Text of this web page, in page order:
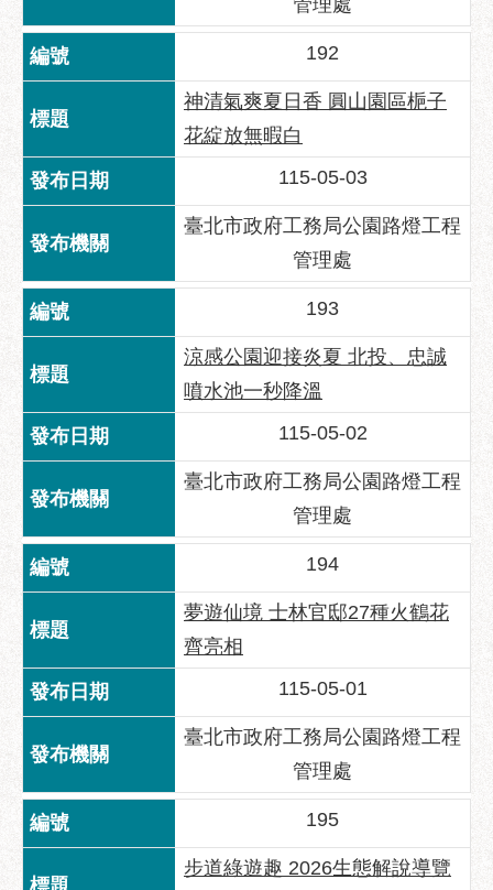
全
政
策
聯
方
式
本
暨
所
屬
各
處
聯
絡
電
話
管理處
192
​神清氣爽夏日香 圓山園區梔子
花綻放無暇白
115-05-03
臺北市政府工務局公園路燈工程
管理處
193
涼感公園迎接炎夏 北投、忠誠
噴水池一秒降溫
115-05-02
臺北市政府工務局公園路燈工程
管理處
194
夢遊仙境 士林官邸27種火鶴花
齊亮相
115-05-01
臺北市政府工務局公園路燈工程
管理處
195
步道綠遊趣 2026生態解說導覽